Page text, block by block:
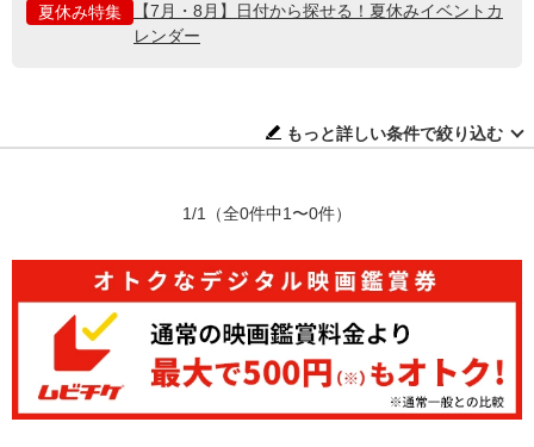
夏休み特集
【7月・8月】日付から探せる！夏休みイベントカ
レンダー
もっと詳しい条件で絞り込む
1/1 （全0件中1〜0件）